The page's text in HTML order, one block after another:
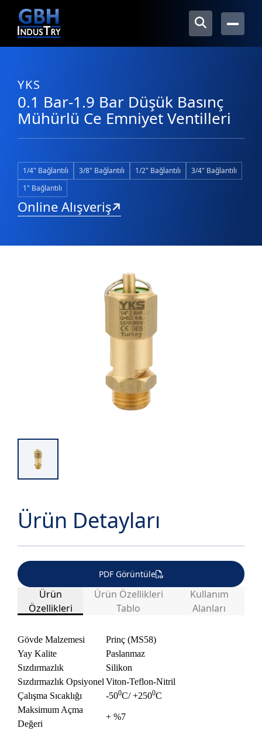
YKS
0.1 Bar-1.9 Bar Düşük Basınç
Mühürlü Ce Emniyet Ventilleri
1/4" Bağlantılı 3/8" Bağlantılı 1/2" Bağlantılı
3/4" Bağlantılı
1" Bağlantılı
Online Alışveriş
Ürün Detayları
Ürün
Özellikleri
Ürün Özellikleri
Tablo
Kullanım
Alanları
PDF Görüntüle
Gövde Malzemesi
Prinç (MS58)
Yay Kalite
Paslanmaz
Sızdırmazlık
Silikon
Sızdırmazlık Opsiyonel Viton-Teflon-Nitril
Çalışma Sıcaklığı
-500C/ +2500C
Maksimum Açma
Değeri
+ %7
GIDA SANAYİ DEMİR ÇELİK
ÇİMENTO, BETON KİMYASAL MADDE